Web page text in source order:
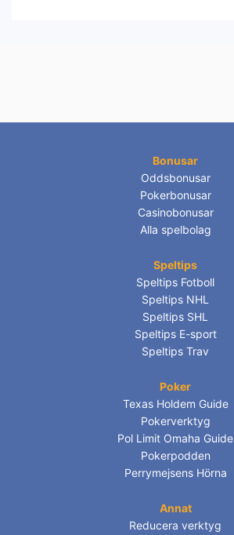
Bonusar
Oddsbonusar
Pokerbonusar
Casinobonusar
Alla spelbolag
Speltips
Speltips Fotboll
Speltips NHL
Speltips SHL
Speltips E-sport
Speltips Trav
Poker
Texas Holdem Guide
Pokerverktyg
Pol Limit Omaha Guide
Pokerpodden
Perrymejsens Hörna
Annat
Reducera verktyg